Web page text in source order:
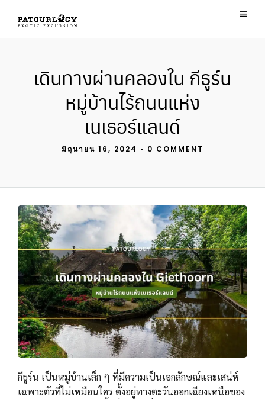
เดินทางผ่านคลองใน กีธูร์น
หมู่บ้านไร้ถนนแห่ง
เนเธอร์แลนด์
มิถุนายน 16, 2024 • 0 COMMENT
กีธูร์น เป็นหมู่บ้านเล็ก ๆ ที่มีความเป็นเอกลักษณ์และเสน่ห์
เฉพาะตัวที่ไม่เหมือนใคร ตั้งอยู่ทางตะวันออกเฉียงเหนือของ